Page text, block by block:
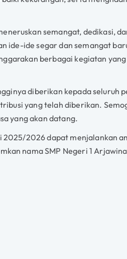
semangat, dedikasi,
ide-ide segar dan semangat
berbagai kegiatan
diberikan kepada seluruh
yang telah diberikan.
yang akan datang.
2025/2026 dapat menjalankan
nama SMP Negeri 1